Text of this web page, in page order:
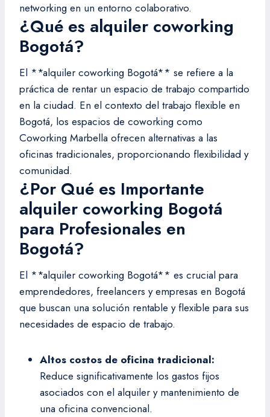
networking en un entorno colaborativo.
¿Qué es alquiler coworking
Bogotá?
El **alquiler coworking Bogotá** se refiere a la
práctica de rentar un espacio de trabajo compartido
en la ciudad. En el contexto del trabajo flexible en
Bogotá, los espacios de coworking como
Coworking Marbella ofrecen alternativas a las
oficinas tradicionales, proporcionando flexibilidad y
comunidad.
¿Por Qué es Importante
alquiler coworking Bogotá
para Profesionales en
Bogotá?
El **alquiler coworking Bogotá** es crucial para
emprendedores, freelancers y empresas en Bogotá
que buscan una solución rentable y flexible para sus
necesidades de espacio de trabajo.
Altos costos de oficina tradicional:
Reduce significativamente los gastos fijos
asociados con el alquiler y mantenimiento de
una oficina convencional.